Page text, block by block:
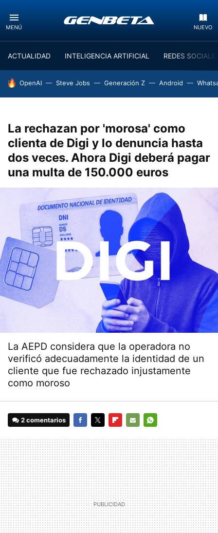
MENÚ NUEVO
ACTUALIDAD INTELIGENCIA ARTIFICIAL REDES
HOY SE HABLA DE
OpenAI Steve Jobs Generación Z Android
La rechazan por 'morosa' como
clienta de Digi y lo denuncia hasta
dos veces. Ahora Digi deberá pagar
una multa de 150.000 euros
La AEPD considera que la operadora no
verificó adecuadamente la identidad de un
cliente que fue rechazado injustamente
como moroso
2 comentarios
MAIL